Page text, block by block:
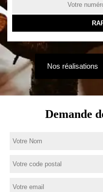
Nos réalisations
Demande